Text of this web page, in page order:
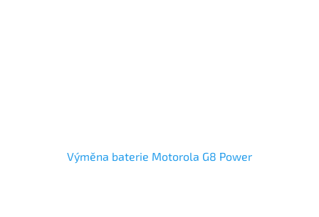
Výměna baterie Motorola G8 Power